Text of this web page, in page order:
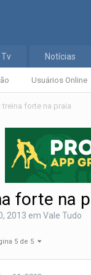
Usuários Online
Tv Notícias
forte na praia
forte na
2013 em Vale Tudo
5 de 5